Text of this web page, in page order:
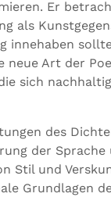
Er
als
innehaben
neue Art der
sich nachhaltig
des
der Sprache
Stil und
Grundlagen